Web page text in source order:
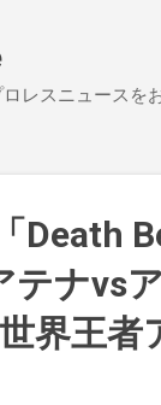
レスニュースを
Death
テナvs
界王